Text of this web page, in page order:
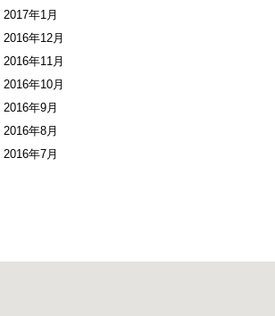
2017年1月
2016年12月
2016年11月
2016年10月
2016年9月
2016年8月
2016年7月